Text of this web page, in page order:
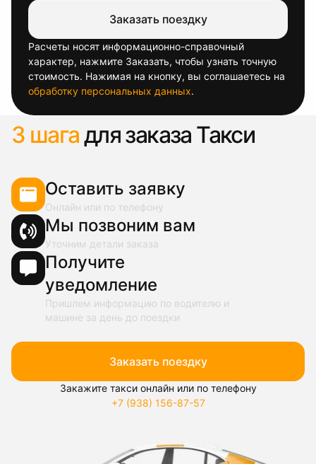
Заказать поездку
Расчеты носят информационно-справочный
характер, нажмите Заказать, чтобы узнать точную
стоимость. Нажимая на кнопку, вы соглашаетесь на
обработку персональных данных.
3 шагадля заказа Такси
Оставить заявку
Онлайн или по телефону
Мы позвоним вам
Уточним детали заказа
Получите
уведомление
Пришлем информацию по водителю и
машине за день до поездки
Заказать поездку
Закажите такси онлайн или по телефону
+7 (938) 156-87-57